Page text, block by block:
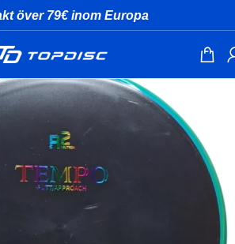
över 79€ inom Europa